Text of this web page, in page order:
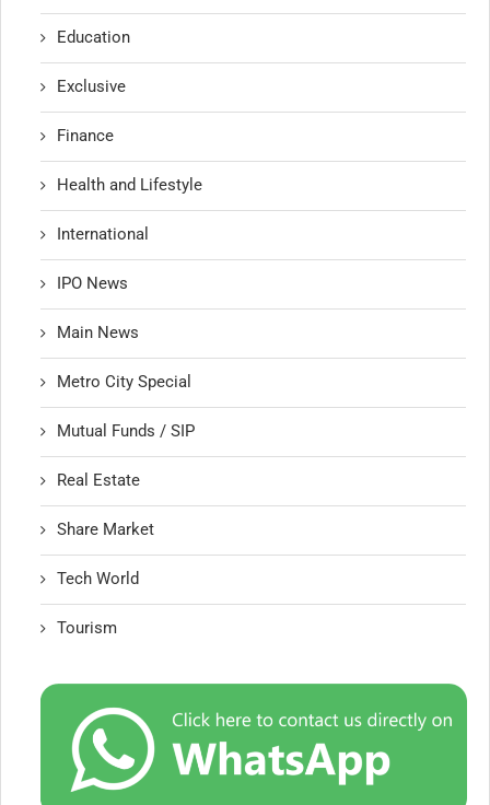
Education
Exclusive
Finance
Health and Lifestyle
International
IPO News
Main News
Metro City Special
Mutual Funds / SIP
Real Estate
Share Market
Tech World
Tourism